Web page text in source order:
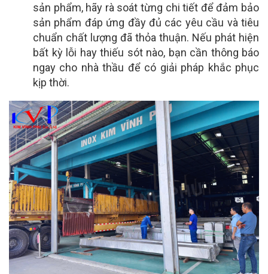
sản phẩm, hãy rà soát từng chi tiết để đảm bảo
sản phẩm đáp ứng đầy đủ các yêu cầu và tiêu
chuẩn chất lượng đã thỏa thuận. Nếu phát hiện
bất kỳ lỗi hay thiếu sót nào, bạn cần thông báo
ngay cho nhà thầu để có giải pháp khắc phục
kịp thời.